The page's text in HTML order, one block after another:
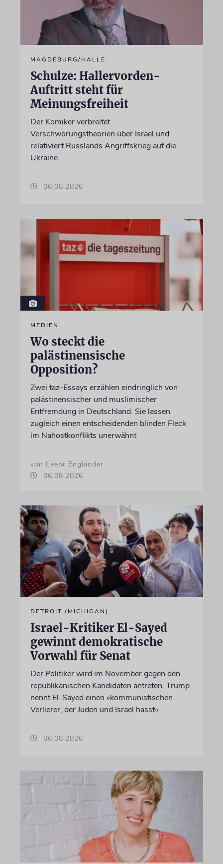
MAGDEBURG/HALLE
Schulze: Hallervorden-
Auftritt steht für
Meinungsfreiheit
Der Komiker verbreitet
Verschwörungstheorien über Israel und
relativiert Russlands Angriffskrieg auf die
Ukraine
06.08.2026
MEDIEN
Wo steckt die
palästinensische
Opposition?
Zwei taz-Essays erzählen eindringlich von
palästinensischer und muslimischer
Entfremdung in Deutschland. Sie lassen
zugleich einen entscheidenden blinden Fleck
im Nahostkonflikts unerwähnt
von Leeor Engländer
06.08.2026
DETROIT (MICHIGAN)
Israel-Kritiker El-Sayed
gewinnt demokratische
Vorwahl für Senat
Der Politiker wird im November gegen den
republikanischen Kandidaten antreten. Trump
nennt El-Sayed einen »kommunistischen
Verlierer, der Juden und Israel hasst«
06.08.2026